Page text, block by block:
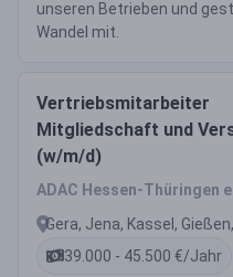
unseren Betrieben und
Wandel mit.
Vertriebsmitarbeiter
Mitgliedschaft und
(w/m/d)
ADAC Hessen-Thüringen
Gera, Jena, Kassel,
39.000 - 45.500 €/Jahr